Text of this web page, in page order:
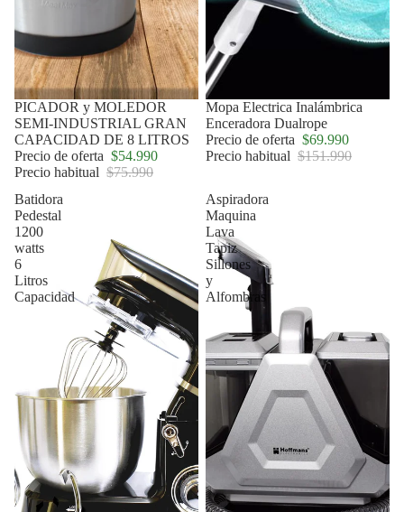
Oferta
PICADOR y MOLEDOR
SEMI-INDUSTRIAL GRAN
CAPACIDAD DE 8 LITROS
Precio de oferta $54.990
Precio habitual $75.990
Oferta
Mopa Electrica Inalámbrica
Enceradora Dualrope
Precio de oferta $69.990
Precio habitual $151.990
Batidora
Pedestal
1200
watts
6
Litros
Capacidad
Aspiradora
Maquina
Lava
Tapiz
Sillones
y
Alfombras